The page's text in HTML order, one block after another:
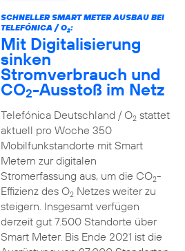
SCHNELLER SMART METER AUSBAU BEI
TELEFÓNICA / O2:
Mit Digitalisierung
sinken
Stromverbrauch und
CO2-Ausstoß im Netz
Telefónica Deutschland / O2stattet
aktuell pro Woche 350
Mobilfunkstandorte mit Smart
Metern zur digitalen
Stromerfassung aus, um die CO2-
Effizienz des O2Netzes weiter zu
steigern. Insgesamt verfügen
derzeit gut 7.500 Standorte über
Smart Meter. Bis Ende 2021 ist die